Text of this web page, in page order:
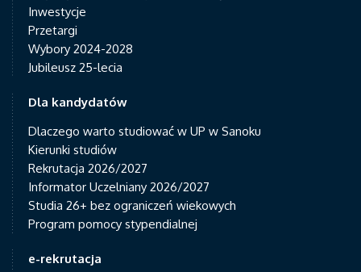
Inwestycje
Przetargi
Wybory 2024-2028
Jubileusz 25-lecia
Dla kandydatów
Dlaczego warto studiować w UP w Sanoku
Kierunki studiów
Rekrutacja 2026/2027
Informator Uczelniany 2026/2027
Studia 26+ bez ograniczeń wiekowych
Program pomocy stypendialnej
e-rekrutacja